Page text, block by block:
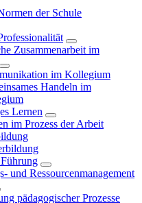
der Schule
Zusammenarbeit im
im Kollegium
Handeln im
Lernen
im Prozess der Arbeit
und Ressourcenmanagement
pädagogischer Prozesse